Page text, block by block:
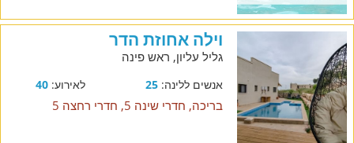
וילה אחוזת הדר
גליל עליון, ראש פינה
אנשים ללינה:25 לאירוע:40
בריכה, חדרי שינה 5, חדרי רחצה 5